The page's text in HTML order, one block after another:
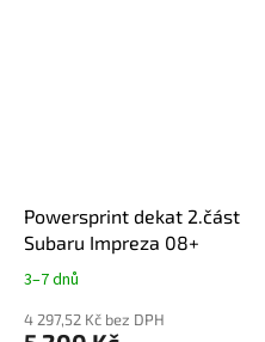
Powersprint dekat 2.část
Subaru Impreza 08+
3–7 dnů
4 297,52 Kč bez DPH